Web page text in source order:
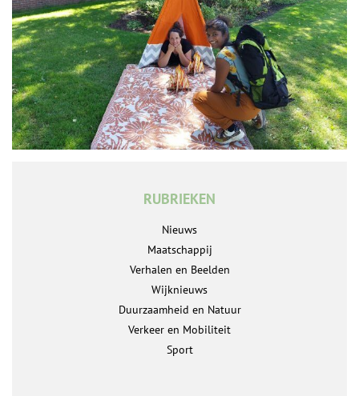
RUBRIEKEN
Nieuws
Maatschappij
Verhalen en Beelden
Wijknieuws
Duurzaamheid en Natuur
Verkeer en Mobiliteit
Sport